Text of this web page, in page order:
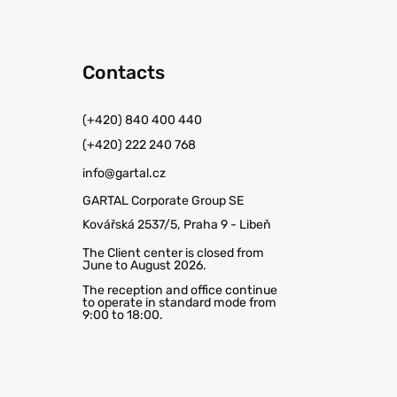
Contacts
(+420) 840 400 440
(+420) 222 240 768
info@gartal.cz
GARTAL Corporate Group SE
Kovářská 2537/5, Praha 9 - Libeň
The Client center is closed from
June to August 2026.
The reception and office continue
to operate in standard mode from
9:00 to 18:00.